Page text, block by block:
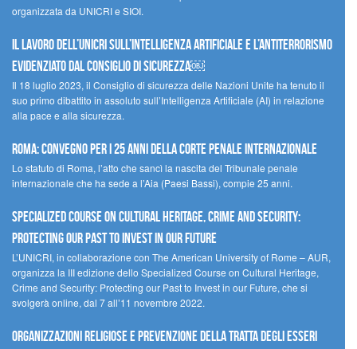
organizzata da UNICRI e SIOI.
Il lavoro dell’UNICRI sull’intelligenza artificiale e l’antiterrorismo
evidenziato dal Consiglio di Sicurezza￼
Il 18 luglio 2023, il Consiglio di sicurezza delle Nazioni Unite ha tenuto il
suo primo dibattito in assoluto sull’Intelligenza Artificiale (AI) in relazione
alla pace e alla sicurezza.
Roma: convegno per i 25 anni della Corte penale internazionale
Lo statuto di Roma, l’atto che sancì la nascita del Tribunale penale
internazionale che ha sede a l’Aia (Paesi Bassi), compie 25 anni.
Specialized Course on Cultural Heritage, Crime and Security:
Protecting our Past to Invest in our Future
L’UNICRI, in collaborazione con The American University of Rome – AUR,
organizza la III edizione dello Specialized Course on Cultural Heritage,
Crime and Security: Protecting our Past to Invest in our Future, che si
svolgerà online, dal 7 all’11 novembre 2022.
Organizzazioni religiose e prevenzione della tratta degli esseri